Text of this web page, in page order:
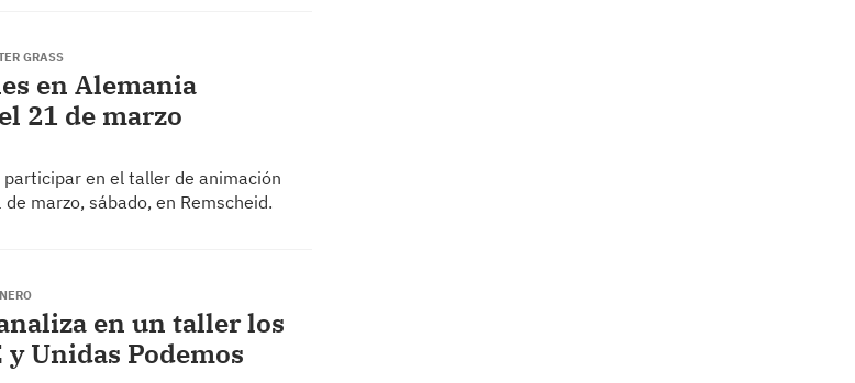
GRASS
en Alemania
21 de marzo
en el taller de animación
marzo, sábado, en Remscheid.
en un taller los
Unidas Podemos